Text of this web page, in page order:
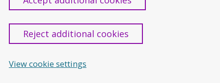
Reject additional cookies
View cookie settings